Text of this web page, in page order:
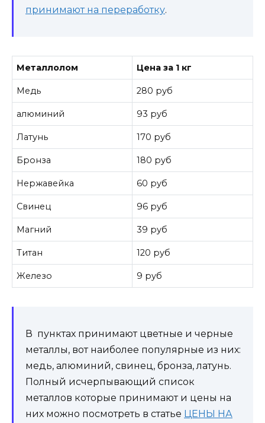
принимают на переработку.
Металлолом Цена за 1 кг
Медь 280 руб
алюминий 93 руб
Латунь 170 руб
Бронза 180 руб
Нержавейка 60 руб
Свинец 96 руб
Магний 39 руб
Титан 120 руб
Железо 9 руб
В пунктах принимают цветные и черные
металлы, вот наиболее популярные из них:
медь, алюминий, свинец, бронза, латунь.
Полный исчерпывающий список
металлов которые принимают и цены на
них можно посмотреть в статье ЦЕНЫ НА